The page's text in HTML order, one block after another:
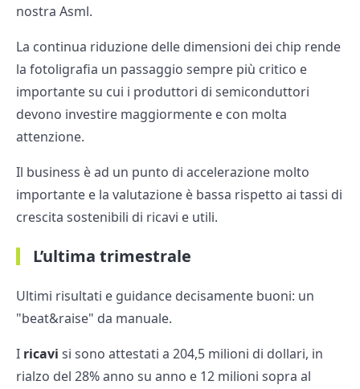
nostra Asml.
La continua riduzione delle dimensioni dei chip rende
la fotoligrafia un passaggio sempre più critico e
importante su cui i produttori di semiconduttori
devono investire maggiormente e con molta
attenzione.
Il business è ad un punto di accelerazione molto
importante e la valutazione è bassa rispetto ai tassi di
crescita sostenibili di ricavi e utili.
L’ultima trimestrale
Ultimi risultati e guidance decisamente buoni: un
"beat&raise" da manuale.
I ricavi si sono attestati a 204,5 milioni di dollari, in
rialzo del 28% anno su anno e 12 milioni sopra al